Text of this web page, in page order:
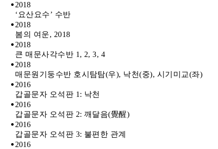
2018
‘요산요수’ 수반
2018
봄의 여운, 2018
2018
큰 매문사각수반 1, 2, 3, 4
2018
매문원기둥수반 호시탐탐(우), 낙천(중), 시기미교(좌)
2016
갑골문자 오석판 1: 낙천
2016
갑골문자 오석판 2: 깨달음(覺醒)
2016
갑골문자 오석판 3: 불편한 관계
2016